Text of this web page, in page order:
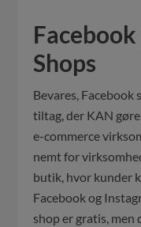
Shops
Bevares,
tiltag, der KAN
e-commerce
nemt for
butik, hvor kunder
Facebook og
shop er gratis,